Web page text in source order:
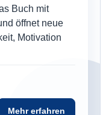
Buch mit
öffnet neue
Motivation
Mehr erfahren